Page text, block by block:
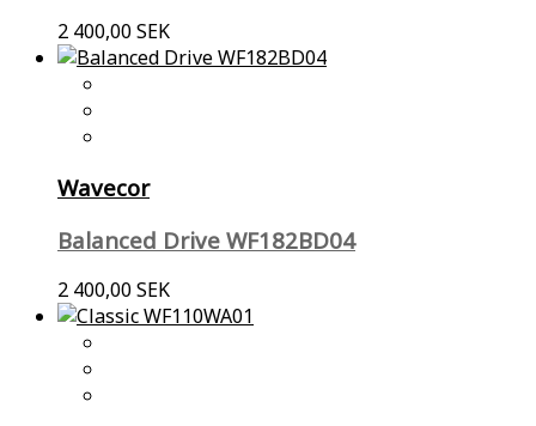
2 400,00 SEK
Wavecor
Balanced Drive WF182BD04
2 400,00 SEK